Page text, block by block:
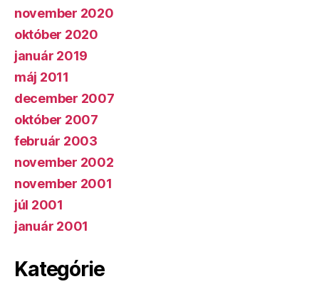
november 2020
október 2020
január 2019
máj 2011
december 2007
október 2007
február 2003
november 2002
november 2001
júl 2001
január 2001
Kategórie